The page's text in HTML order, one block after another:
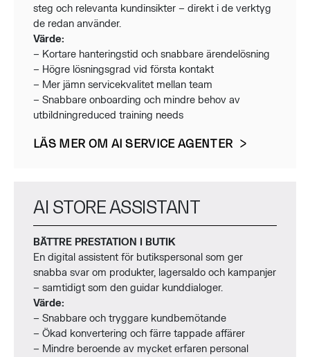
steg och relevanta kundinsikter – direkt i de verktyg
de redan använder.
Värde:
– Kortare hanteringstid och snabbare ärendelösning
– Högre lösningsgrad vid första kontakt
– Mer jämn servicekvalitet mellan team
– Snabbare onboarding och mindre behov av
utbildningreduced training needs
LÄS MER OM AI SERVICE AGENTER
AI STORE ASSISTANT
BÄTTRE PRESTATION I BUTIK
En digital assistent för butikspersonal som ger
snabba svar om produkter, lagersaldo och kampanjer
– samtidigt som den guidar kunddialoger.
Värde:
– Snabbare och tryggare kundbemötande
– Ökad konvertering och färre tappade affärer
– Mindre beroende av mycket erfaren personal